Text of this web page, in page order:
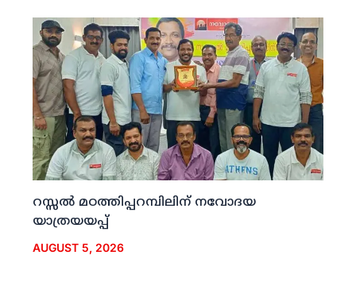
റസ്സല്‍ മഠത്തിപ്പറമ്പിലിന് നവോദയ
യാത്രയയപ്പ്
AUGUST 5, 2026